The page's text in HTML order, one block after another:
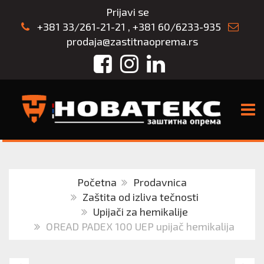
Prijavi se
+381 33/261-21-21 , +381 60/6233-935
prodaja@zastitnaoprema.rs
FacebookInstagram
LinkedIn
Početna
Prodavnica
Zaštita od izliva tečnosti
Upijači za hemikalije
OREAD PADEX 100 UEP upijač hemikalija